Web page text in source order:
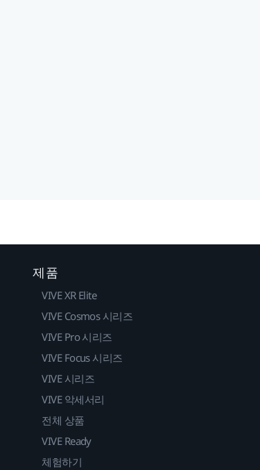
제품
VIVE XR Elite
VIVE Cosmos 시리즈
VIVE Pro 시리즈
VIVE Focus 시리즈
VIVE 시리즈
VIVE 악세서리
전체 상품
VIVE Ready
체험하기